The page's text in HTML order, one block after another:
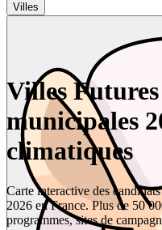
Villes
Villes
municipales
climatiques
Carte interactive des
2026 en France. Plus de 50
programmes, sites de